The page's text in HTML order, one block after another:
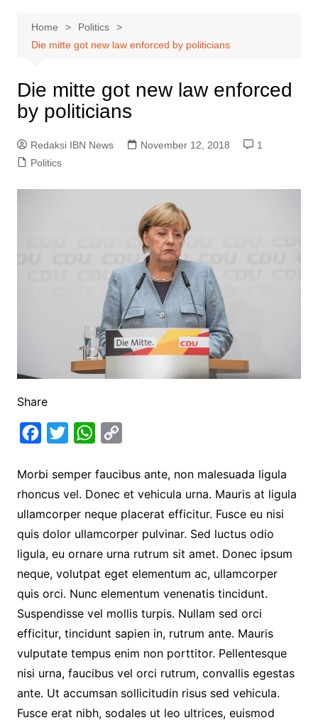
Home
Politics
Die mitte got new law enforced by politicians
Die mitte got new law enforced
by politicians
Redaksi IBN News November 12, 2018
1
Politics
Share
c
e
b
o
o
k
i
t
t
e
r
W
a
t
s
A
p
p
p
y
L
i
n
k
Morbi semper faucibus ante, non malesuada ligula
rhoncus vel. Donec et vehicula urna. Mauris at ligula
ullamcorper neque placerat efficitur. Fusce eu nisi
quis dolor ullamcorper pulvinar. Sed luctus odio
ligula, eu ornare urna rutrum sit amet. Donec ipsum
neque, volutpat eget elementum ac, ullamcorper
quis orci. Nunc elementum venenatis tincidunt.
Suspendisse vel mollis turpis. Nullam sed orci
efficitur, tincidunt sapien in, rutrum ante. Mauris
vulputate tempus enim non porttitor. Pellentesque
nisi urna, faucibus vel orci rutrum, convallis egestas
ante. Ut accumsan sollicitudin risus sed vehicula.
Fusce erat nibh, sodales ut leo ultrices, euismod